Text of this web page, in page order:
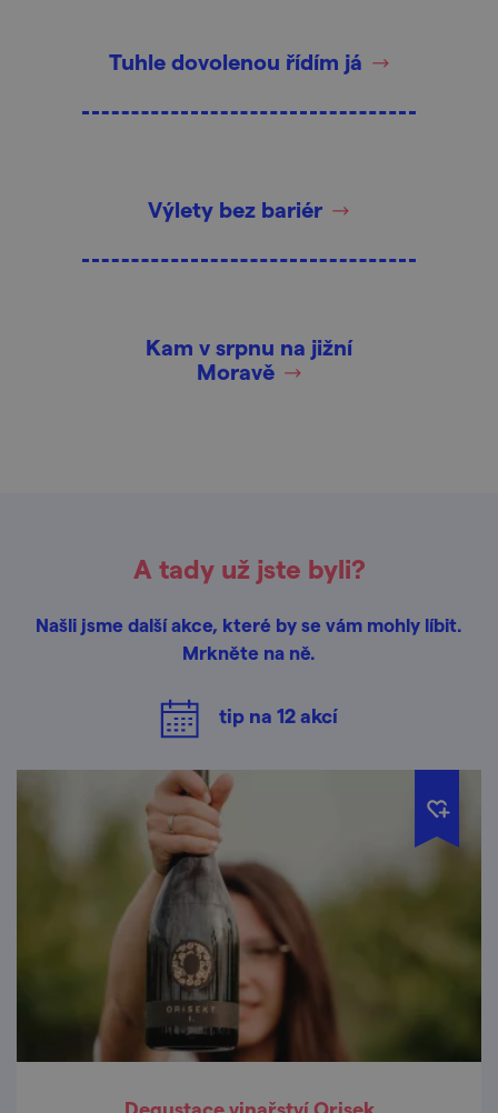
Tuhle dovolenou řídím já
Výlety bez bariér
Kam v srpnu na jižní
Moravě
A tady už jste byli?
Našli jsme další akce, které by se vám mohly líbit.
Mrkněte na ně.
tip na 12akcí
Degustace vinařství Orisek